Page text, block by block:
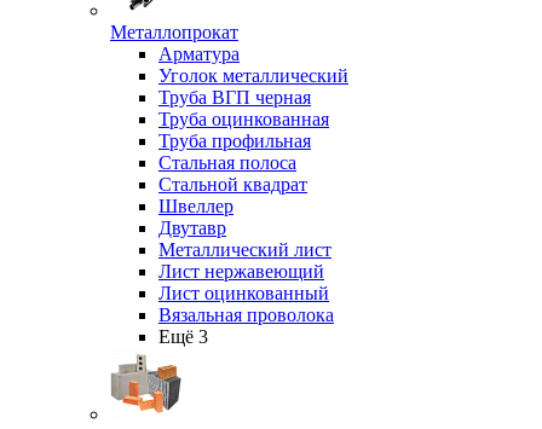
Металлопрокат
Арматура
Уголок металлический
Труба ВГП черная
Труба оцинкованная
Труба профильная
Стальная полоса
Стальной квадрат
Швеллер
Двутавр
Металлический лист
Лист нержавеющий
Лист оцинкованный
Вязальная проволока
Ещё 3